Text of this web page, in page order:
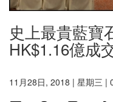
史上最貴藍
HK$1.16億成
11月28日, 2018 | 星期三 |